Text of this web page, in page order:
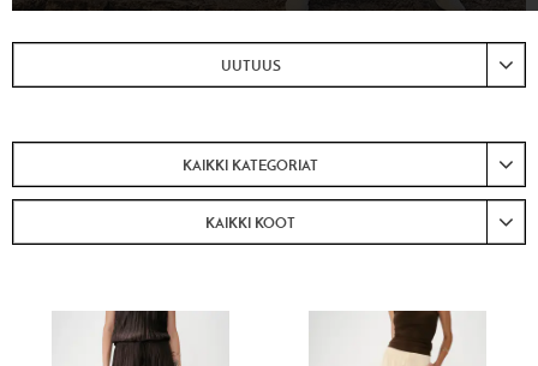
UUTUUS
KAIKKI KATEGORIAT
KAIKKI KOOT